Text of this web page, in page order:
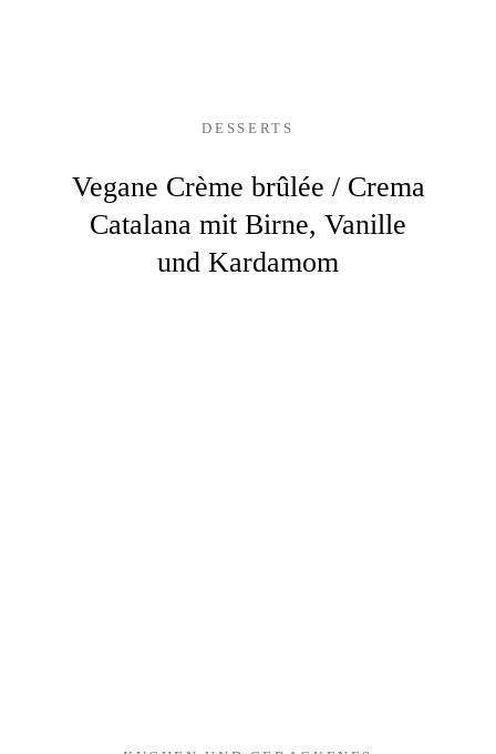
DESSERTS
Vegane Crème brûlée / Crema
Catalana mit Birne, Vanille
und Kardamom